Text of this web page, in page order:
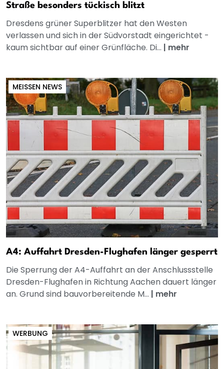
Straße besonders tückisch blitzt
Dresdens grüner Superblitzer hat den Westen
verlassen und sich in der Südvorstadt eingerichtet -
kaum sichtbar auf einer Grünfläche. Di... | mehr
MEISSEN NEWS
A4: Auffahrt Dresden-Flughafen länger gesperrt
Die Sperrung der A4-Auffahrt an der Anschlussstelle
Dresden-Flughafen in Richtung Aachen dauert länger
an. Grund sind bauvorbereitende M... | mehr
WERBUNG